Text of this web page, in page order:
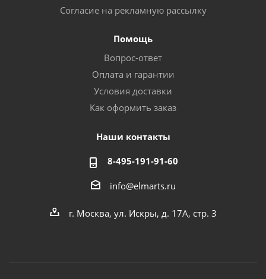
Согласие на рекламную рассылку
Помощь
Вопрос-ответ
Оплата и гарантии
Условия доставки
Как оформить заказ
Наши контакты
8-495-191-91-60
info@elmarts.ru
г. Москва, ул. Искры, д. 17А, стр. 3